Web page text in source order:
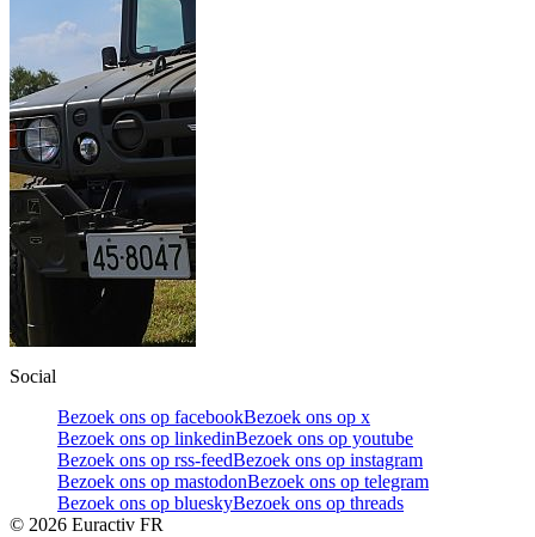
Social
Bezoek ons op facebookBezoek ons op x
Bezoek ons op linkedinBezoek ons op youtube
Bezoek ons op rss-feedBezoek ons op instagram
Bezoek ons op mastodonBezoek ons op telegram
Bezoek ons op blueskyBezoek ons op threads
© 2026 Euractiv FR